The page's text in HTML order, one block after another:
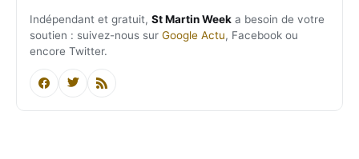
Indépendant et gratuit, St Martin Week a besoin de votre
soutien : suivez-nous sur Google Actu, Facebook ou
encore Twitter.